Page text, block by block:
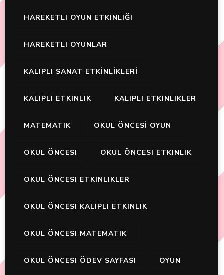
HAREKETLI OYUN ETKINLIĞI
HAREKETLI OYUNLAR
KALIPLI SANAT ETKİNLİKLERİ
KALIPLI ETKINLIK KALIPLI ETKINLIKLER
MATEMATIK OKUL ÖNCESİ OYUN
OKUL ÖNCESI OKUL ÖNCESI ETKINLIK
OKUL ÖNCESI ETKINLIKLER
OKUL ÖNCESI KALIPLI ETKINLIK
OKUL ÖNCESI MATEMATIK
OKUL ÖNCESI ÖDEV SAYFASI OYUN